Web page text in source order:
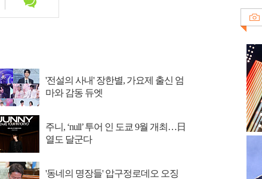
'전설의 사내' 장한별, 가요제 출신 엄
마와 감동 듀엣
주니, ‘null’ 투어 인 도쿄 9월 개최…日
열도 달군다
'동네의 명장들' 압구정로데오 오징